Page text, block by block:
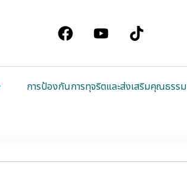
การป้องกันการทุจริตและส่งเสริมคุณธรรม